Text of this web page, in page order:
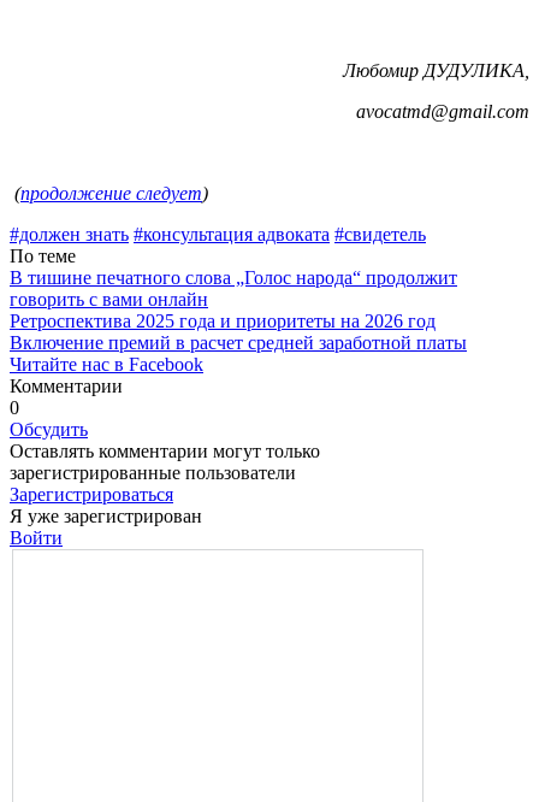
Любомир ДУДУЛИКА,
avocatmd@gmail.com
(продолжение следует)
#должен знать #консультация адвоката #свидетель
По теме
В тишине печатного слова „Голос народа“ продолжит
говорить с вами онлайн
Ретроспектива 2025 года и приоритеты на 2026 год
Включение премий в расчет средней заработной платы
Читайте нас в Facebook
Комментарии
0
Обсудить
Оставлять комментарии могут только
зарегистрированные пользователи
Зарегистрироваться
Я уже зарегистрирован
Войти